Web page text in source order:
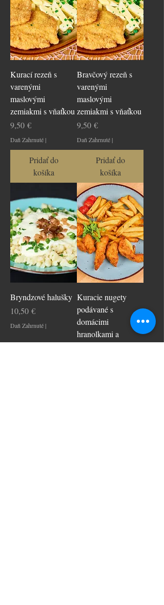
Kurací rezeň s
varenými
maslovými
zemiakmi s vňaťkou
Cena
9,50 €
Daň Zahrnuté|
Pridať do
košíka
Bravčový rezeň s
varenými
maslovými
zemiakmi s vňaťkou
Cena
9,50 €
Daň Zahrnuté|
Pridať do
košíka
Bryndzové halušky
Cena
10,50 €
Daň Zahrnuté|
Kuracie nugety
podávané s
domácimi
hranolkami a